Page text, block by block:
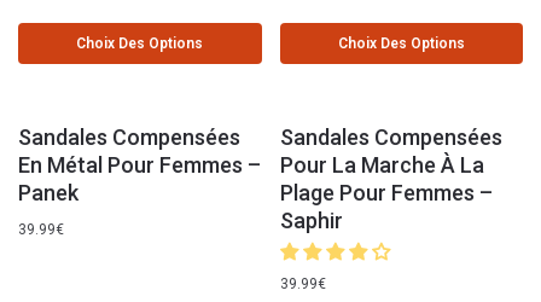
Choix Des Options Choix Des Options
Sandales Compensées
En Métal Pour Femmes –
Panek
39.99€
Sandales Compensées
Pour La Marche À La
Plage Pour Femmes –
Saphir
39.99€